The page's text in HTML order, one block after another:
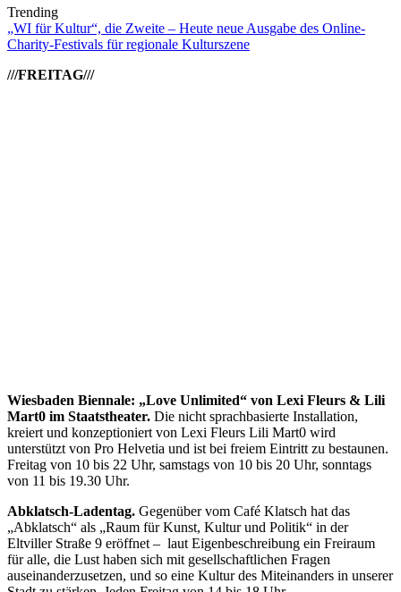
Trending
„WI für Kultur“, die Zweite – Heute neue Ausgabe des Online-
Charity-Festivals für regionale Kulturszene
///FREITAG///
Wiesbaden Biennale: „Love Unlimited“ von Lexi Fleurs & Lili
Mart0 im Staatstheater. Die nicht sprachbasierte Installation,
kreiert und konzeptioniert von Lexi Fleurs Lili Mart0 wird
unterstützt von Pro Helvetia und ist bei freiem Eintritt zu bestaunen.
Freitag von 10 bis 22 Uhr, samstags von 10 bis 20 Uhr, sonntags
von 11 bis 19.30 Uhr.
Abklatsch-Ladentag. Gegenüber vom Café Klatsch hat das
„Abklatsch“ als „Raum für Kunst, Kultur und Politik“ in der
Eltviller Straße 9 eröffnet – laut Eigenbeschreibung ein Freiraum
für alle, die Lust haben sich mit gesellschaftlichen Fragen
auseinanderzusetzen, und so eine Kultur des Miteinanders in unserer